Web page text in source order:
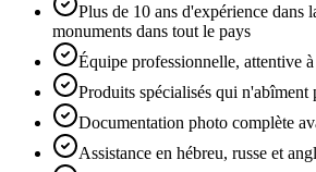
Plus de 10 ans d'expérience dans
monuments dans tout le pays
Équipe professionnelle, attentive
Produits spécialisés qui n'abîment
Documentation photo complète
Assistance en hébreu, russe et